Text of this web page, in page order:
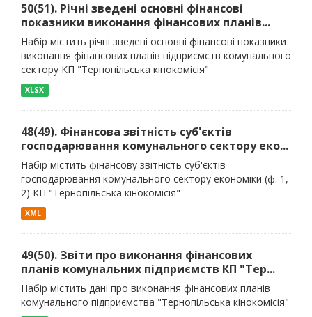
50(51). Річні зведені основні фінансові
показники виконання фінансових планів...
Набір містить річні зведені основні фінансові показники
виконання фінансових планів підприємств комунального
сектору КП "Тернопільська кінокомісія"
XLSX
48(49). Фінансова звітність суб'єктів
господарювання комунального сектору еко...
Набір містить фінансову звітність суб'єктів
господарювання комунального сектору економіки (ф. 1,
2) КП "Тернопільська кінокомісія"
XML
49(50). Звіти про виконання фінансових
планів комунальних підприємств КП "Тер...
Набір містить дані про виконання фінансових планів
комунального підприємства "Тернопільська кінокомісія"